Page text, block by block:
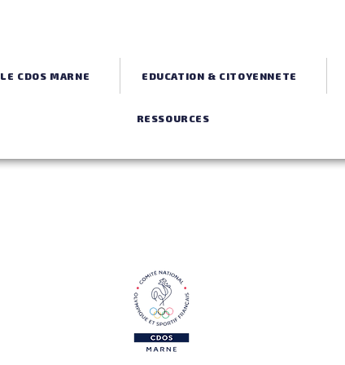
LE CDOS MARNE EDUCATION & CITOYENNETE
RESSOURCES